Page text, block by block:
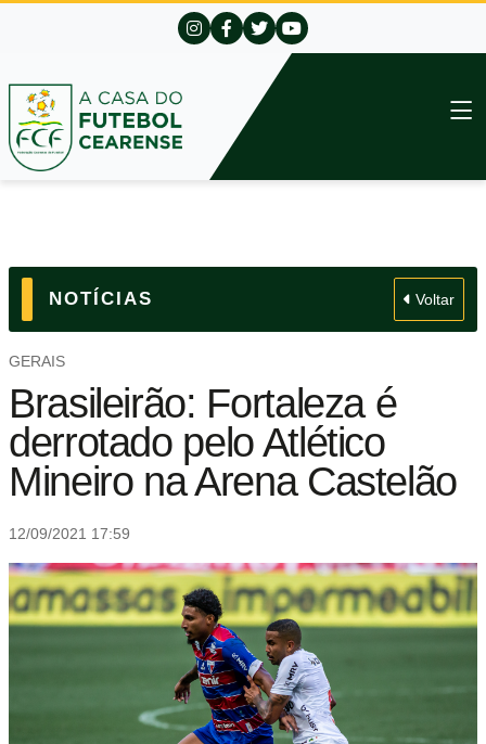
NOTÍCIAS Voltar
GERAIS
Brasileirão: Fortaleza é
derrotado pelo Atlético
Mineiro na Arena Castelão
12/09/2021 17:59